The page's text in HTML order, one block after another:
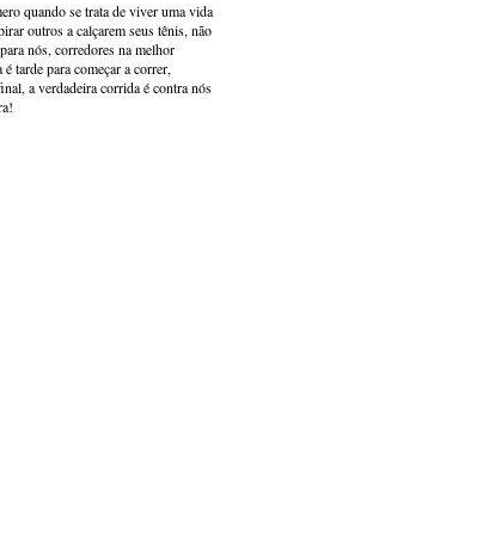
quando se trata de viver uma vida
outros a calçarem seus tênis, não
nós, corredores na melhor
tarde para começar a correr,
a verdadeira corrida é contra nós